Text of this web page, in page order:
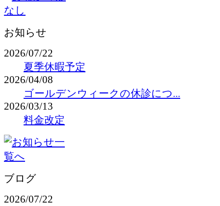
お知らせ
2026/07/22
夏季休暇予定
2026/04/08
ゴールデンウィークの休診につ...
2026/03/13
料金改定
ブログ
2026/07/22